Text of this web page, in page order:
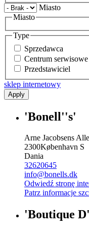
Miasto
Miasto
Type
Sprzedawca
Centrum serwisowe
Przedstawiciel
sklep internetowy
Apply
'Bonell''s'
Arne Jacobsens Alle
2300København S
Dania
32620645
info@bonells.dk
Odwiedź stronę
Patrz informacje
'Boutique